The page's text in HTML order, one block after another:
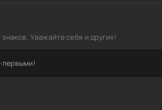
Уважайте себя и других!
первыми!